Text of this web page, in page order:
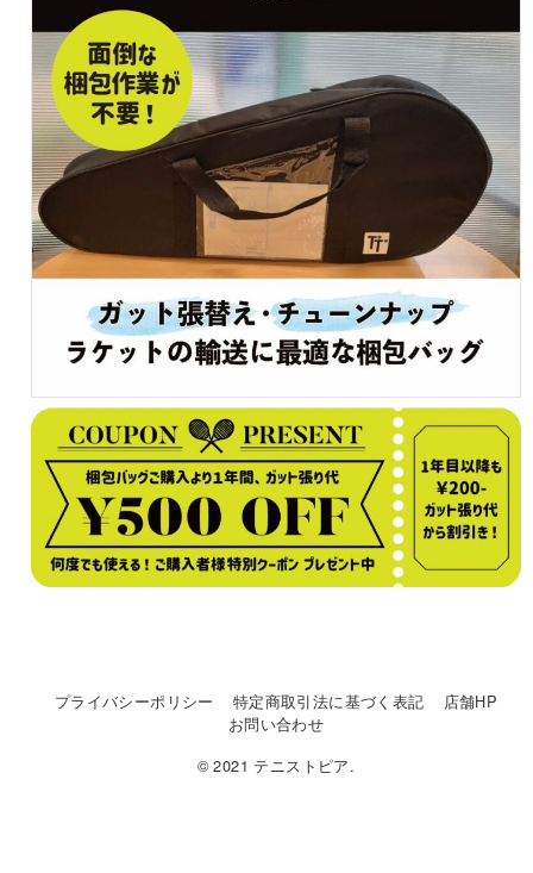
プライバシーポリシー 特定商取引法に基づく表記
店舗HP
お問い合わせ
© 2021 テニストピア.